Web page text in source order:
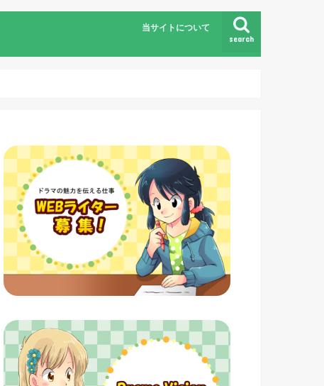
search
当サイトについて